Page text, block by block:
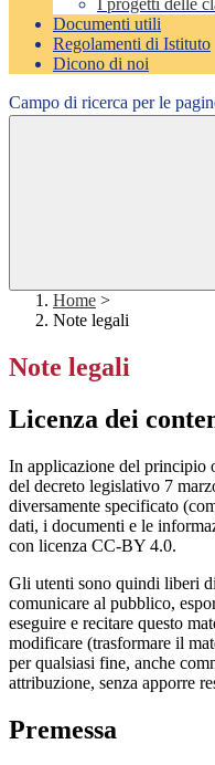
I progetti delle
Documenti utili
Regolamenti di Istituto
Dicono di noi
Campo di ricerca per le
Home >
Note legali
Note legali
Licenza dei
In applicazione del principio
del decreto legislativo 7
diversamente specificato
dati, i documenti e le
con licenza CC-BY 4.0.
Gli utenti sono quindi liberi
comunicare al pubblico,
eseguire e recitare questo
modificare (trasformare il
per qualsiasi fine, anche
attribuzione, senza apporre
Premessa